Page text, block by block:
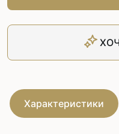
Характеристики